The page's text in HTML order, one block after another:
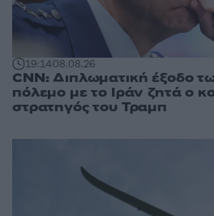
19:1408.08.26
CNN: Διπλωματική έξοδο
πόλεμο με το Ιράν ζητά ο
στρατηγός του Τραμπ